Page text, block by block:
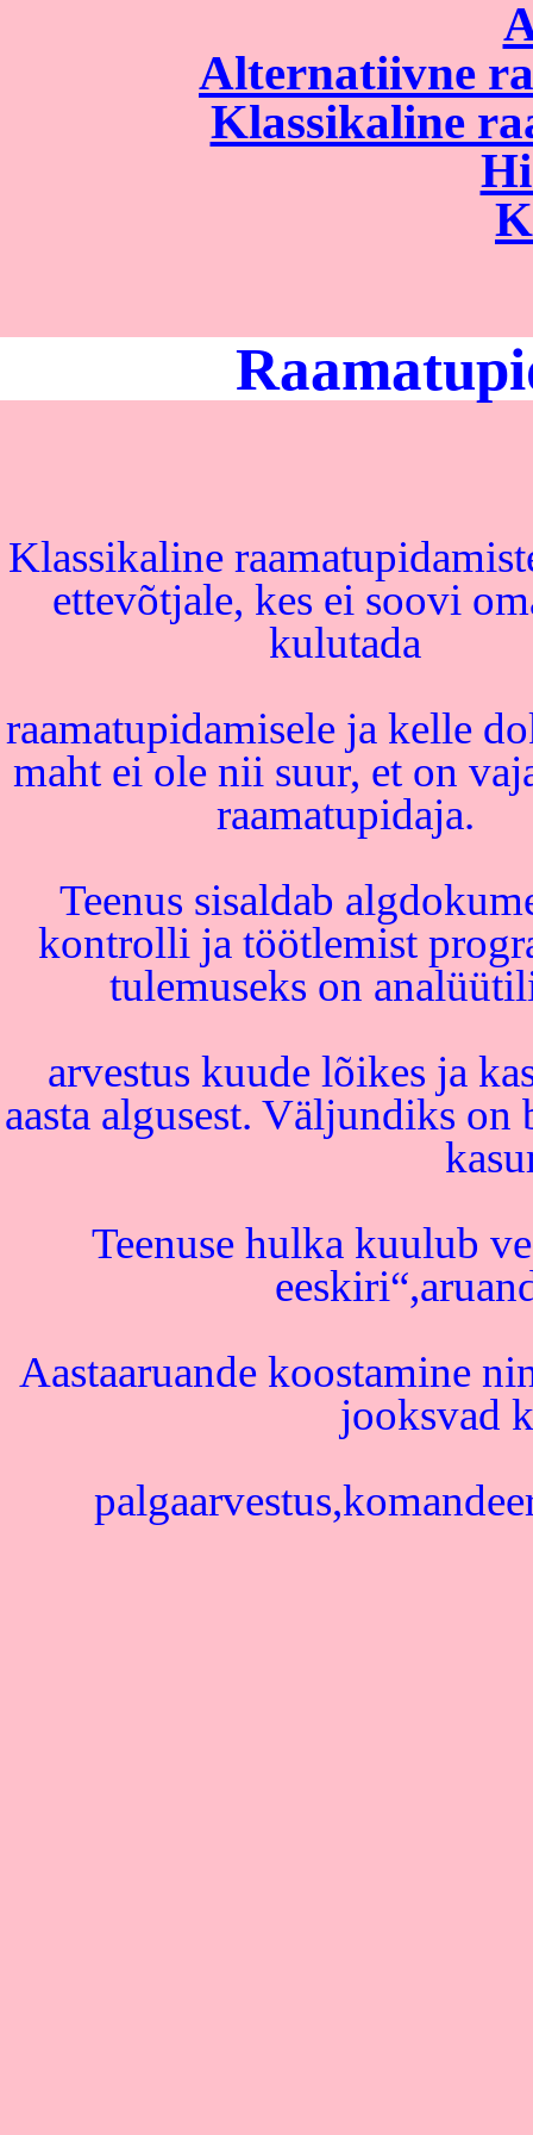
Alternatiivne
Klassikaline
Klassikaline
ettevõtjale, kes ei soovi
kulutada
raamatupidamisele ja kelle
maht ei ole nii suur, et on
raamatupidaja.
Teenus sisaldab
kontrolli ja töötlemist
tulemuseks on
arvestus kuude lõikes ja
aasta algusest. Väljundiks on
Teenuse hulka kuulub
Aastaaruande koostamine
jooksvad